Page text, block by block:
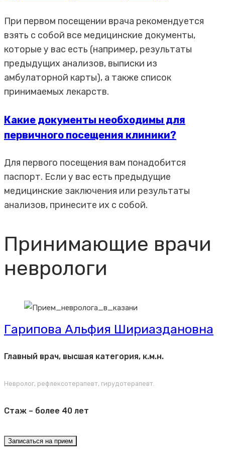
При первом посещении врача рекомендуется
взять с собой все медицинские документы,
которые у вас есть (например, результаты
предыдущих анализов, выписки из
амбулаторной карты), а также список
принимаемых лекарств.
Какие документы необходимы для
первичного посещения клиники?
Для первого посещения вам понадобится
паспорт. Если у вас есть предыдущие
медицинские заключения или результаты
анализов, принесите их с собой.
Принимающие врачи
неврологи
Гарипова Альфия Шириаздановна
Главный врач, высшая категория, к.м.н.
Невролог, рефлексотерапевт, гирудотерапевт.
Стаж – более 40 лет
Записаться на прием